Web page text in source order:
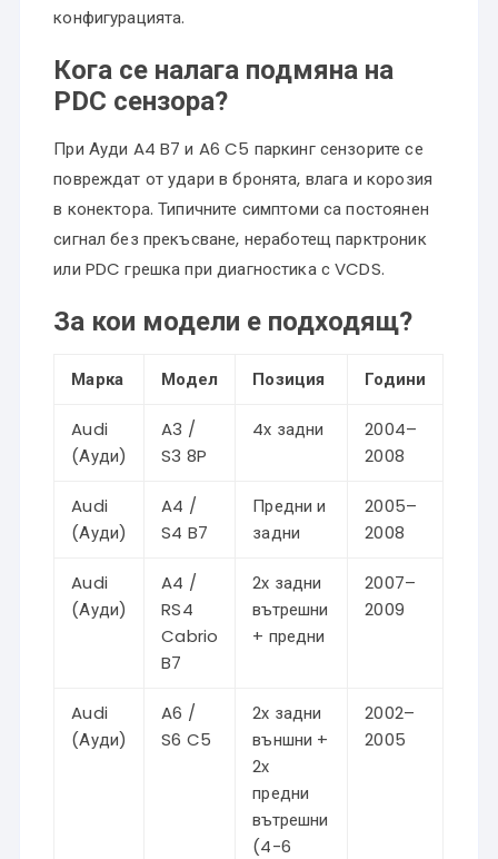
конфигурацията.
Кога се налага подмяна на
PDC сензора?
При Ауди A4 B7 и A6 C5 паркинг сензорите се
повреждат от удари в бронята, влага и корозия
в конектора. Типичните симптоми са постоянен
сигнал без прекъсване, неработещ парктроник
или PDC грешка при диагностика с VCDS.
За кои модели е подходящ?
Марка Модел Позиция Години
Audi
(Ауди)
A3 /
S3 8P
4x задни
2004–
2008
Audi
(Ауди)
A4 /
S4 B7
Предни и
задни
2005–
2008
Audi
(Ауди)
A4 /
RS4
Cabrio
B7
2x задни
вътрешни
+ предни
2007–
2009
Audi
(Ауди)
A6 /
S6 C5
2x задни
външни +
2x
предни
вътрешни
(4-6
2002–
2005